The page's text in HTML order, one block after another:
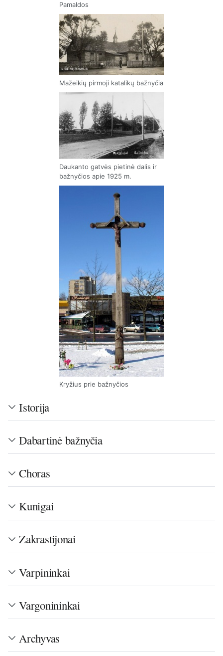
Pamaldos
Mažeikių pirmoji katalikų bažnyčia
Daukanto gatvės pietinė dalis ir
bažnyčios apie 1925 m.
Kryžius prie bažnyčios
Istorija
Dabartinė bažnyčia
Choras
Kunigai
Zakrastijonai
Varpininkai
Vargonininkai
Archyvas